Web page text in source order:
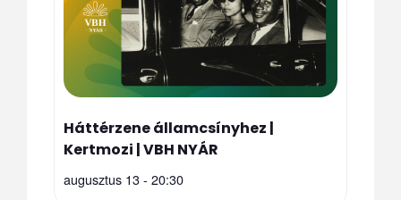
Háttérzene államcsínyhez |
Kertmozi | VBH NYÁR
augusztus 13 - 20:30